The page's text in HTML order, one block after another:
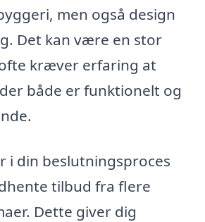
men også design
Det kan være en stor
kræver erfaring at
både er funktionelt og
i din beslutningsproces
tilbud fra flere
Dette giver dig